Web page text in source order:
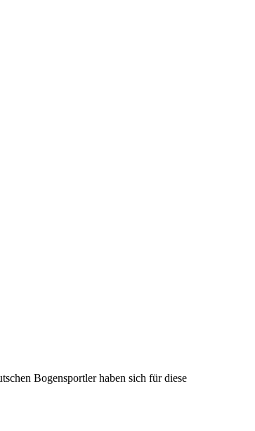
Bogensportler haben sich für diese